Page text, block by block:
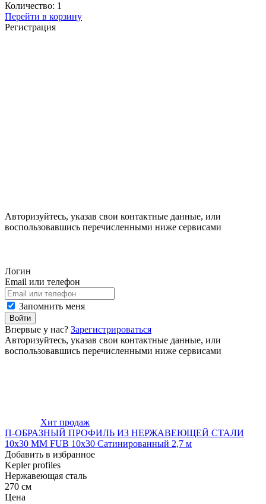
Количество: 1
Перейти в корзину
Регистрация
Авторизуйтесь, указав свои контактные данные, или
воспользовавшись перечисленными ниже сервисами
Логин
Email или телефон
Запомнить меня
Войти
Впервые у нас? Зарегистрироваться
Авторизуйтесь, указав свои контактные данные, или
воспользовавшись перечисленными ниже сервисами
Хит продаж
П-ОБРАЗНЫЙ ПРОФИЛЬ ИЗ НЕРЖАВЕЮЩЕЙ СТАЛИ
10x30 ММ FUB 10x30 Сатинированный 2,7 м
Добавить в избранное
Kepler profiles
Нержавеющая сталь
270 см
Цена